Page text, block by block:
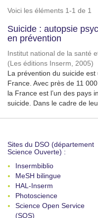
Voici les éléments 1-1 de 1
Suicide : autopsie
en prévention
Institut national de la santé
(Les éditions Inserm, 2005)
La prévention du suicide
France. Avec près de 11
la France est l’un des pays
suicide. Dans le cadre de
Sites du DSO (département
Science Ouverte) :
Insermbiblio
MeSH bilingue
HAL-Inserm
Photoscience
Science Open Service
(SOS)